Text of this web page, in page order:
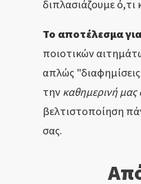
διπλασιάζουμε ό,τι
Το αποτέλεσμα
ποιοτικών
απλώς
τηνκαθημερινή
βελτιστοποίηση
σας.